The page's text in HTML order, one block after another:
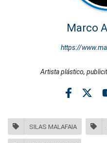
Marco
https://
Artista plástico,
SILAS MALAFAIA